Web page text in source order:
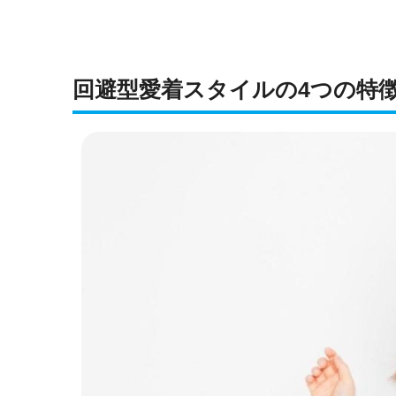
回避型愛着スタイルの4つの特